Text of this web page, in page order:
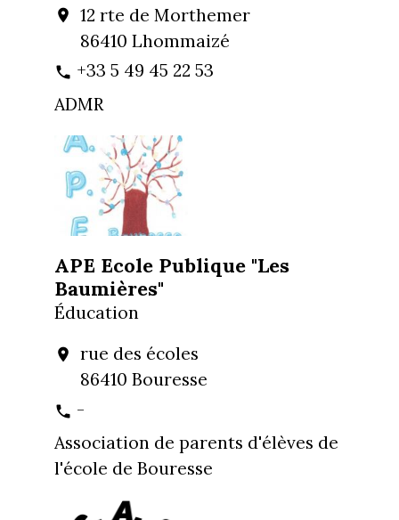
location_on
12 rte de Morthemer
86410 Lhommaizé
phone +33 5 49 45 22 53
ADMR
APE Ecole Publique "Les
Baumières"
Éducation
location_on
rue des écoles
86410 Bouresse
phone -
Association de parents d'élèves de
l'école de Bouresse